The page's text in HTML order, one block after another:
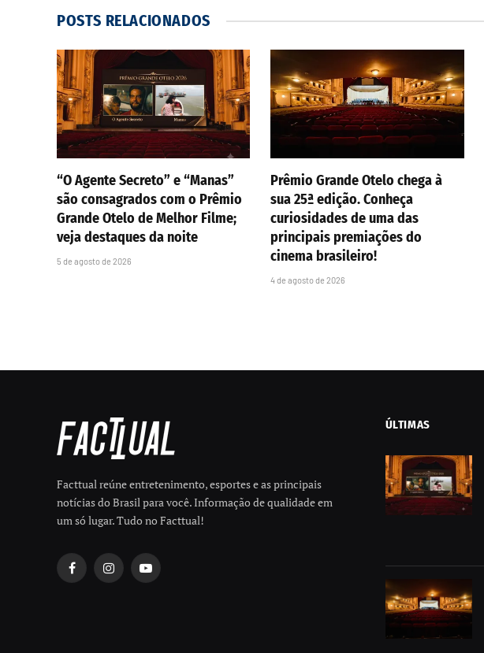
POSTS RELACIONADOS
“O Agente Secreto” e “Manas”
são consagrados com o Prêmio
Grande Otelo de Melhor Filme;
veja destaques da noite
5 de agosto de 2026
Prêmio Grande Otelo chega à
sua 25ª edição. Conheça
curiosidades de uma das
principais premiações do
cinema brasileiro!
4 de agosto de 2026
Facttual reúne entretenimento, esportes e as principais
notícias do Brasil para você. Informação de qualidade em
um só lugar. Tudo no Facttual!
FacebookInstagramYouTube
ÚLTIMAS